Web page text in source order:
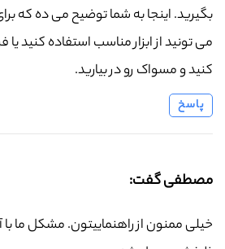
بگیرید. اینجا به شما توضیح می ده که
می تونید از ابزار مناسب استفاده کنید یا
کنید و مسواک رو در بیارید.
پاسخ
مصطفی گفت:
خیلی ممنون از راهنماییتون. مشکل ما